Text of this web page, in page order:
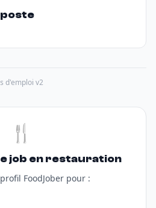
d'emploi v2
🍴
job en restauration
FoodJober pour :